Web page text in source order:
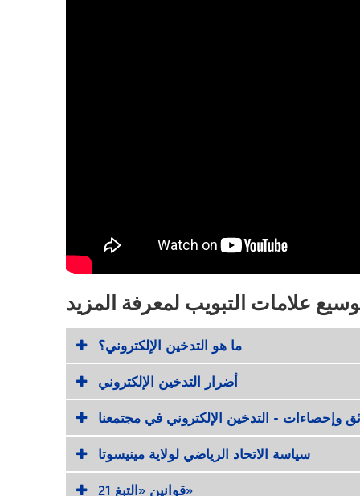
علامات التبويب لمعرفة المزيد
ما هو التدخين الإلكتروني؟
أضرار التدخين الإلكتروني
وإحصاءات - التدخين الإلكتروني في مجتمعنا
سياسة الاتحاد الرياضي لولاية مينيسوتا
قوانين «التبغ 21»